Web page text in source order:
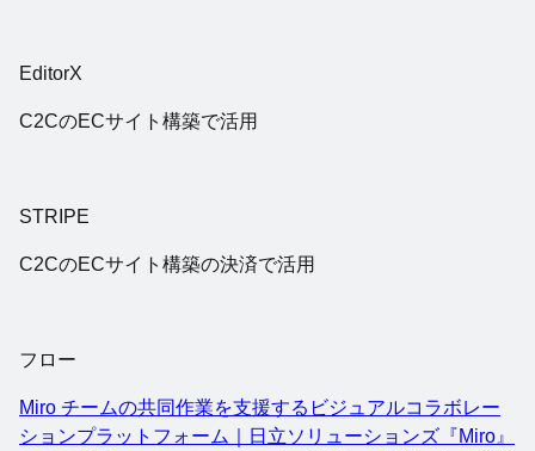
EditorX
C2CのECサイト構築で活用
STRIPE
C2CのECサイト構築の決済で活用
フロー
Miro チームの共同作業を支援するビジュアルコラボレー
ションプラットフォーム｜日立ソリューションズ『Miro』